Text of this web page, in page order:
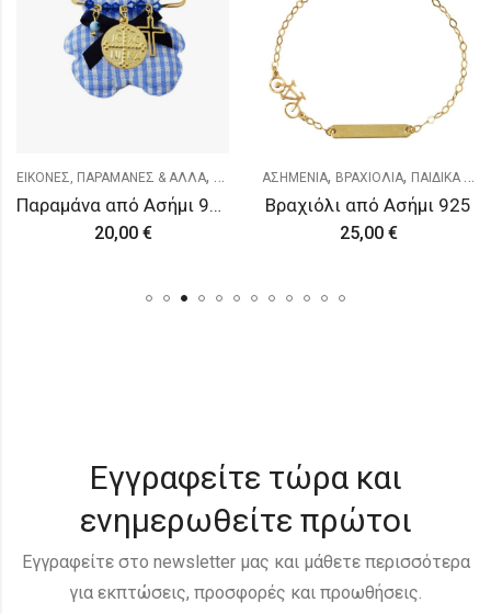
ΕΙΚΟΝΕΣ, ΠΑΡΑΜΑΝΕΣ & ΑΛΛΑ, ΠΑΙΔΙΚΑ & ΝΕΟΓΕΝΝΗΤΑ
Παραμάνα από Ασήμι 925
20,00 €
ΑΣΗΜΕΝΙΑ, ΒΡΑΧΙΟΛΙΑ, ΠΑΙΔΙΚΑ & ΝΕΟΓΕΝΝΗΤΑ
Βραχιόλι από Ασήμι 925
25,00 €
Εγγραφείτε τώρα και
ενημερωθείτε πρώτοι
Εγγραφείτε στο newsletter μας και μάθετε περισσότερα
για εκπτώσεις, προσφορές και προωθήσεις.